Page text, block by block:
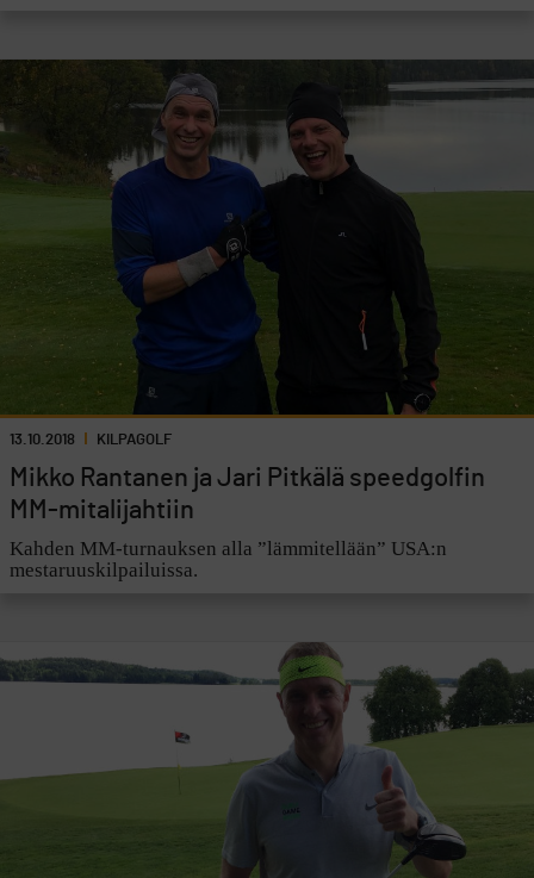
13.10.2018 KILPAGOLF
Mikko Rantanen ja Jari Pitkälä speedgolfin
MM-mitalijahtiin
Kahden MM-turnauksen alla ”lämmitellään” USA:n
mestaruuskilpailuissa.